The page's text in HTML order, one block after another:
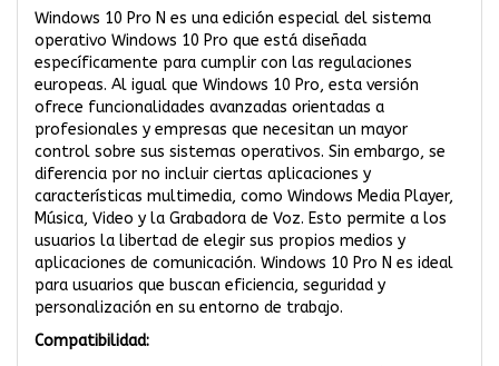
Windows 10 Pro N es una edición especial del sistema
operativo Windows 10 Pro que está diseñada
específicamente para cumplir con las regulaciones
europeas. Al igual que Windows 10 Pro, esta versión
ofrece funcionalidades avanzadas orientadas a
profesionales y empresas que necesitan un mayor
control sobre sus sistemas operativos. Sin embargo, se
diferencia por no incluir ciertas aplicaciones y
características multimedia, como Windows Media Player,
Música, Video y la Grabadora de Voz. Esto permite a los
usuarios la libertad de elegir sus propios medios y
aplicaciones de comunicación. Windows 10 Pro N es ideal
para usuarios que buscan eficiencia, seguridad y
personalización en su entorno de trabajo.
Compatibilidad: